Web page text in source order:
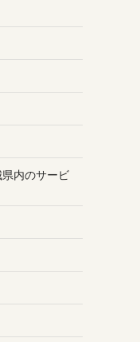
県内のサービ